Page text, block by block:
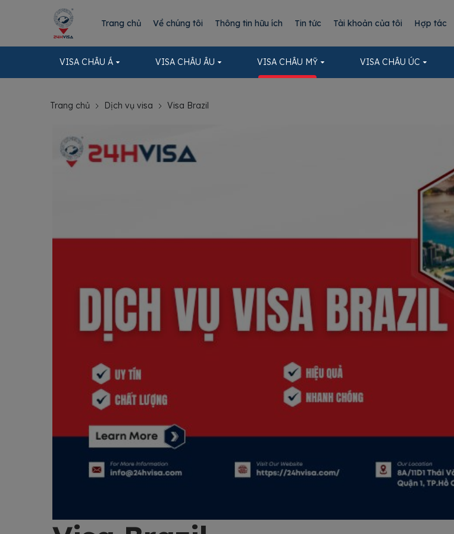
Trang chủ Về chúng tôi Thông tin hữu ích Tin tức Tài khoản của tôi Hợp tác
VISA CHÂU Á VISA CHÂU ÂU VISA CHÂU MỸ VISA CHÂU ÚC
Trang chủ Dịch vụ visa Visa Brazil